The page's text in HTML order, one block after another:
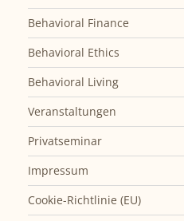
Behavioral Finance
Behavioral Ethics
Behavioral Living
Veranstaltungen
Privatseminar
Impressum
Cookie-Richtlinie (EU)